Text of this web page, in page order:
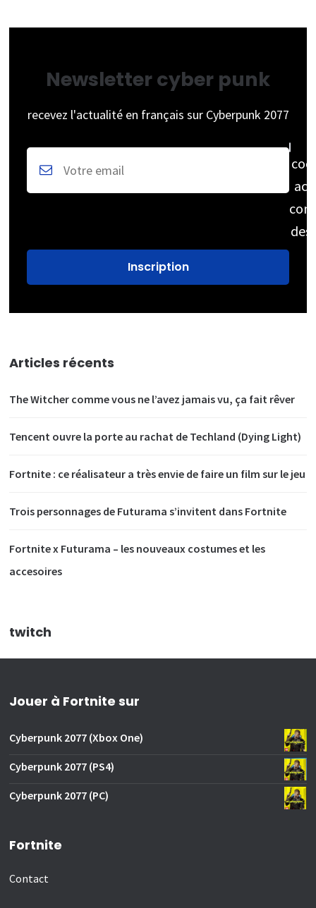
Newsletter cyber punk
recevez l'actualité en français sur Cyberpunk 2077
des
Articles récents
The Witcher comme vous ne l’avez jamais vu, ça fait rêver
Tencent ouvre la porte au rachat de Techland (Dying Light)
Fortnite : ce réalisateur a très envie de faire un film sur le jeu
Trois personnages de Futurama s’invitent dans Fortnite
Fortnite x Futurama – les nouveaux costumes et les
accesoires
twitch
Jouer à Fortnite sur
Cyberpunk 2077 (Xbox One)
Cyberpunk 2077 (PS4)
Cyberpunk 2077 (PC)
Fortnite
Contact